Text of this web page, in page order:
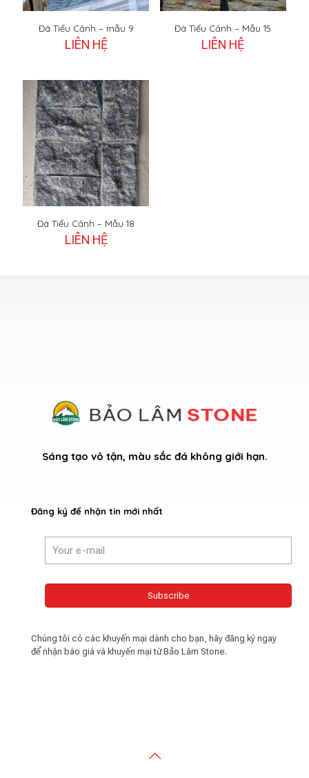
Đá Tiểu Cảnh – mẫu 9
LIÊN HỆ
Đá Tiểu Cảnh – Mẫu 15
LIÊN HỆ
Đá Tiểu Cảnh – Mẫu 18
LIÊN HỆ
Sáng tạo vô tận, màu sắc đá không giới hạn.
Đăng ký để nhận tin mới nhất
Chúng tôi có các khuyến mại dành cho bạn, hãy đăng ký ngay
để nhận báo giá và khuyến mại từ Bảo Lâm Stone.